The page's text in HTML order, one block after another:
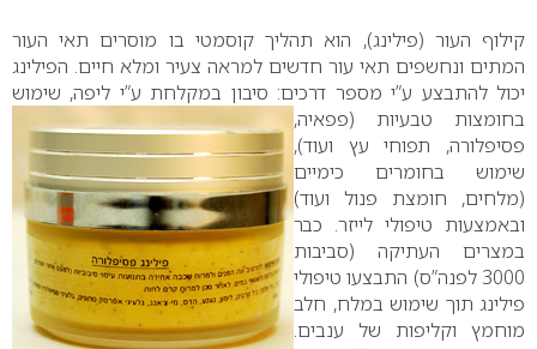
קילוף העור (פילינג), הוא תהליך קוסמטי בו מוסרים תאי העור
המתים ונחשפים תאי עור חדשים למראה צעיר ומלא חיים. הפילינג
יכול להתבצע ע”י מספר דרכים: סיבון במקלחת ע”י ליפה, שימוש
בחומצות טבעיות (פפאיה,
פסיפלורה, תפוחי עץ ועוד),
שימוש בחומרים כימיים
(מלחים, חומצת פנול ועוד)
ובאמצעות טיפולי לייזר. כבר
במצרים העתיקה (סביבות
3000 לפנה”ס) התבצעו טיפולי
פילינג תוך שימוש במלח, חלב
מוחמץ וקליפות של ענבים.